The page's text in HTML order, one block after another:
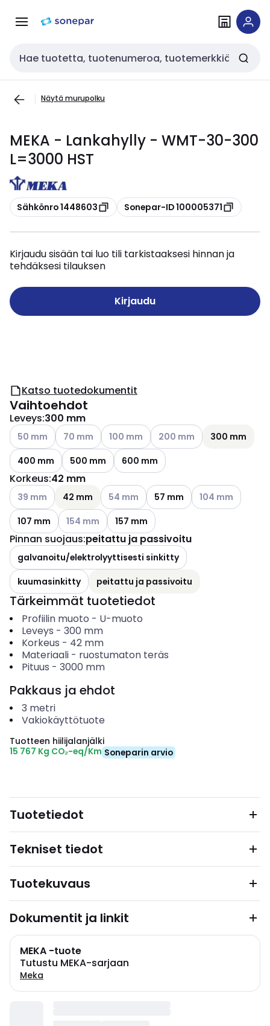
navigointiinsisältöön
Haku
Näytä murupolku
MEKA - Lankahylly - WMT-30-300
L=3000 HST
Kopioi
Sähkönro 1448603 Kopioi
Sonepar-ID 100005371
Kirjaudu sisään tai luo tili tarkistaaksesi hinnan ja
tehdäksesi tilauksen
Kirjaudu
Katso tuotedokumentit
Vaihtoehdot
Leveys:300 mm
Katso käytettävissä olevat vaihtoehdot
50 mm Katso käytettävissä olevat vaihtoehdot
70 mm Katso käytettävissä olevat vaihtoehdot
100 mm Katso käytettävissä olevat
200 mm
300 mm
400 mm
500 mm 600 mm
Korkeus:42 mm
Katso käytettävissä olevat vaihtoehdot
39 mm 42 mm Katso käytettävissä olevat vaihtoehdot
54 mm 57 mm Katso
104 mm
107 mm
Katso käytettävissä olevat vaihtoehdot
154 mm 157 mm
Pinnan suojaus:peitattu ja passivoitu
galvanoitu/elektrolyyttisesti sinkitty
kuumasinkitty
peitattu ja passivoitu
Tärkeimmät tuotetiedot
Profiilin muoto - U-muoto
Leveys - 300 mm
Korkeus - 42 mm
Materiaali- ruostumaton teräs
Pituus - 3000 mm
Pakkaus ja ehdot
3 metri
Vakiokäyttötuote
Tuotteen hiilijalanjälki
15 767 Kg CO₂-eq/Km Soneparin arvio
Tuotetiedot
Tekniset tiedot
Tuotekuvaus
Dokumentit ja linkit
MEKA -tuote
Tutustu MEKA-sarjaan
Meka